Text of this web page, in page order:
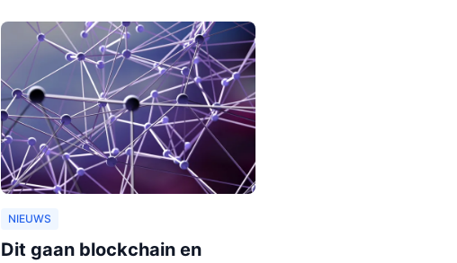
NIEUWS
Dit gaan blockchain en